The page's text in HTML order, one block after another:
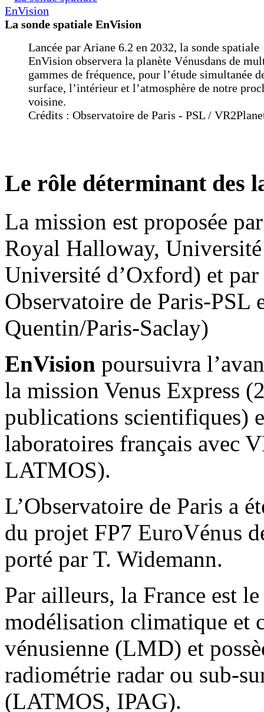
La sonde spatiale EnVision
Lancée par Ariane 6.2 en 2032, la sonde spatiale
EnVision observera la planète Vénusdans de
gammes de fréquence, pour l’étude simultanée
surface, l’intérieur et l’atmosphère de notre
voisine.
Crédits : Observatoire de Paris - PSL /
Le rôle déterminant des
La mission est proposée
Royal Halloway,
Université d’Oxford) et
Observatoire de Paris-PSL
Quentin/Paris-Saclay)
EnVision poursuivra
la mission Venus Express
publications scientifiques)
laboratoires français avec
LATMOS).
L’Observatoire de Paris a
du projet FP7 EuroVénus
porté par T. Widemann.
Par ailleurs, la France est
modélisation climatique et
vénusienne (LMD) et
radiométrie radar ou sub-
(LATMOS, IPAG).